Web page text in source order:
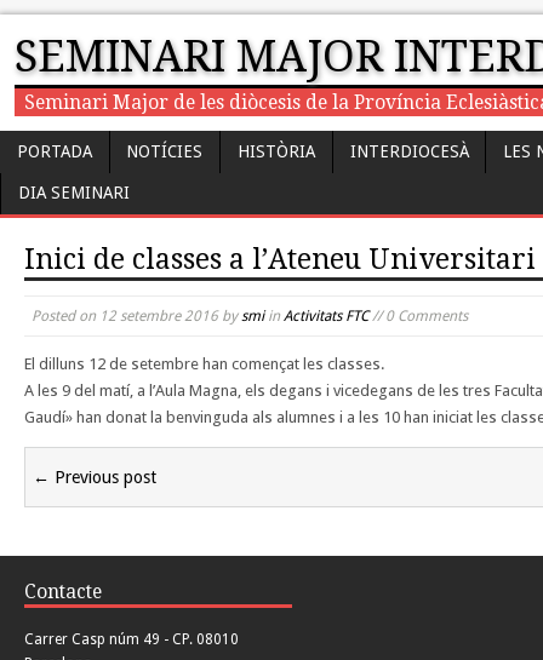
SEMINARI MAJOR
Seminari Major de les diòcesis de la Província
PORTADA NOTÍCIES HISTÒRIA INTERDIOCESÀ LES
DIA SEMINARI
Inici de classes a l’Ateneu Universitari
Posted on 12 setembre 2016bysmiin Activitats FTC// 0 Comments
El dilluns 12 de setembre han començat les classes.
A les 9 del matí, a l’Aula Magna, els degans i vicedegans de les tres
Gaudí» han donat la benvinguda als alumnes i a les 10 han iniciat les
← Previous post
Contacte
Carrer Casp núm 49 - CP. 08010